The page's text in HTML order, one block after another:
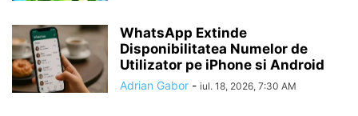
WhatsApp Extinde
Disponibilitatea Numelor de
Utilizator pe iPhone si Android
Adrian Gabor - iul. 18, 2026, 7:30 AM